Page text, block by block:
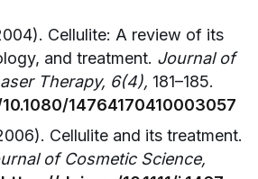
Cellulite: A review of its
and treatment. Journal of
Therapy, 6(4), 181–185.
14764170410003057
Cellulite and its treatment.
of Cosmetic Science,